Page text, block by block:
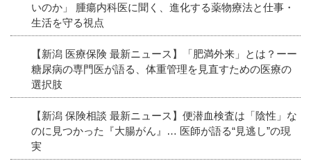
いのか」 腫瘍内科医に聞く、進化する薬物療法と仕事・
生活を守る視点
【新潟 医療保険 最新ニュース】「肥満外来」とは？ーー
糖尿病の専門医が語る、体重管理を見直すための医療の
選択肢
【新潟 保険相談 最新ニュース】便潜血検査は「陰性」な
のに見つかった『大腸がん』… 医師が語る“見逃し”の現
実